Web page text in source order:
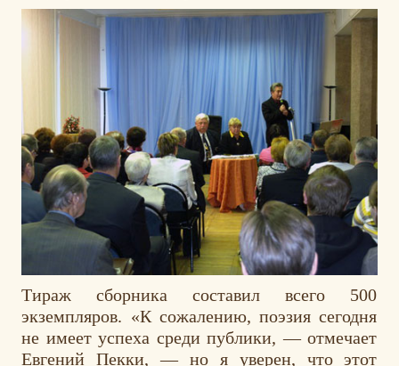
Тираж сборника составил всего 500
экземпляров. «К сожалению, поэзия сегодня
не имеет успеха среди публики, — отмечает
Евгений Пекки, — но я уверен, что этот